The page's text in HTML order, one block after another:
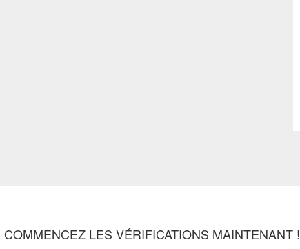
COMMENCEZ LES VÉRIFICATIONS MAINTENANT !